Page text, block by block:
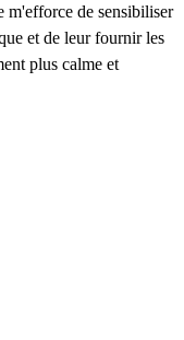
m'efforce de sensibiliser
et de leur fournir les
plus calme et